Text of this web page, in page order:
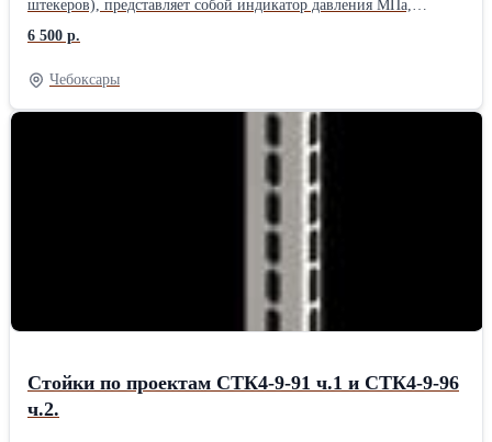
штекеров), представляет собой индикатор давления МПа,
подходящий для удаленного контроля и измерения давления
жидкостей в двигателях внутреннего сгорания. Стоимость и
наличие по запросу.
6 500 р.
Чебоксары
Стойки по проектам СТК4-9-91 ч.1 и СТК4-9-96
ч.2.